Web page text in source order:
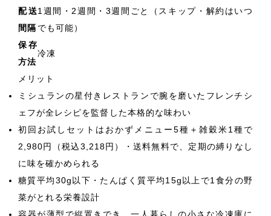
配送
間隔
1週間・2週間・3週間ごと（スキップ・解約はいつ
でも可能）
保存
方法
冷凍
メリット
ミシュランの星付きレストランで腕を磨いたフレンチシ
ェフが全レシピを監督した本格的な味わい
初回お試しセットはおかずメニュー5種＋雑穀米1種で
2,980円（税込3,218円）・送料無料で、定期の縛りなし
に味を確かめられる
糖質平均30g以下・たんぱく質平均15g以上で1食分の野
菜がとれる栄養設計